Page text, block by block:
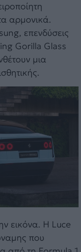
αρμονικά.
επενδύσεις
Gorilla Glass
μια
εικόνα. Η Luce
που